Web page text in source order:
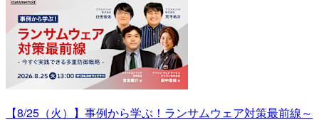
【8/25（火）】事例から学ぶ！ランサムウェア対策最前線～